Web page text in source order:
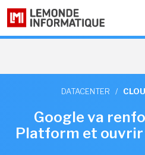
DATACENTER /
Google va
Platform et